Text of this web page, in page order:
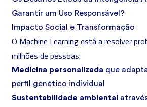
Garantir um Uso Responsável?
Impacto Social e Transformação
O Machine Learning está a resolver
milhões de pessoas:
Medicina personalizada que
perfil genético individual
Sustentabilidade ambiental